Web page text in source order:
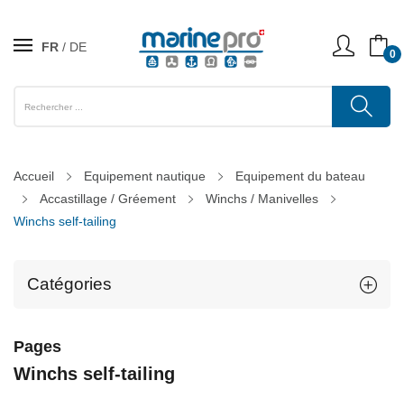
FR DE 0
Accueil Equipement nautique
Equipement du bateau
Accastillage / Gréement
Winchs / Manivelles
Winchs self-tailing
Catégories
Pages
Winchs self-tailing